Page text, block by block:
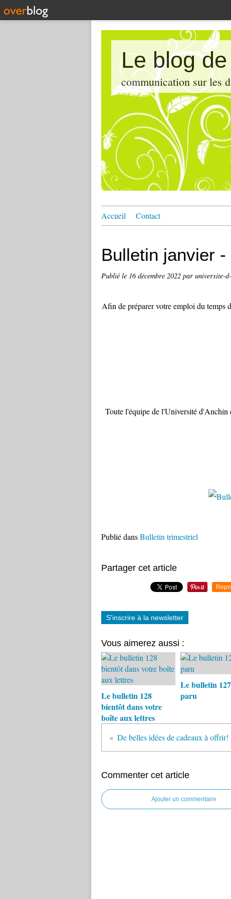
Le blog
communication sur les
Accueil Contact
Bulletin janvier
Publié le 16 décembre 2022 par universite-
Afin de préparer votre emploi du temps
Toute l'équipe de l'Université d'Anchin
Publié dansBulletin trimestriel
Partager cet article
S'inscrire à la newsletter
Vous aimerez aussi :
Le bulletin 128
bientôt dans votre
boîte aux lettres
Le bulletin
paru
De belles idées de cadeaux à offrir!
Commenter cet article
Ajouter un commentaire